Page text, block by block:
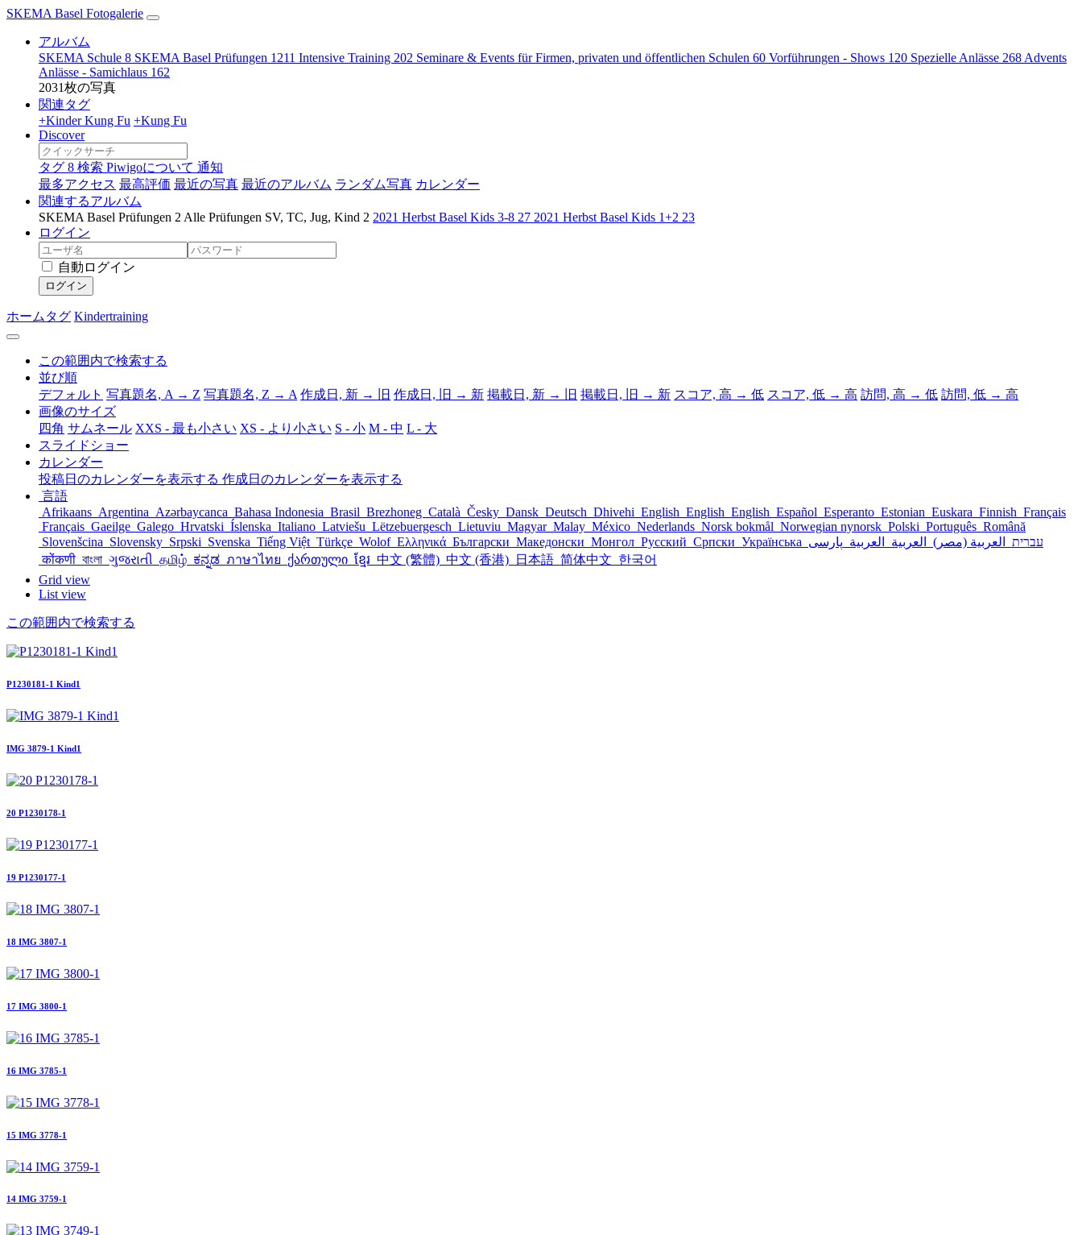
SKEMA Basel Fotogalerie
アルバム
SKEMA Schule 8 SKEMA Basel Prüfungen 1211 Intensive Training 202 Seminare & Events für Firmen, privaten und öffentlichen Schulen 60 Vorführungen - Shows 120 Spezielle Anlässe 268 Advents
Anlässe - Samichlaus 162
2031枚の写真
関連タグ
+Kinder Kung Fu +Kung Fu
Discover
タグ 8 検索 Piwigoについて 通知
最多アクセス 最高評価 最近の写真 最近のアルバム ランダム写真 カレンダー
関連するアルバム
SKEMA Basel Prüfungen 2 Alle Prüfungen SV, TC, Jug, Kind 2 2021 Herbst Basel Kids 3-8 27 2021 Herbst Basel Kids 1+2 23
ログイン
自動ログイン
ログイン
ホーム タグ Kindertraining
この範囲内で検索する
並び順
デフォルト 写真題名, A → Z 写真題名, Z → A 作成日, 新 → 旧 作成日, 旧 → 新 掲載日, 新 → 旧 掲載日, 旧 → 新 スコア, 高 → 低 スコア, 低 → 高 訪問, 高 → 低 訪問, 低 → 高
画像のサイズ
四角 サムネール XXS - 最も小さい XS - より小さい S - 小 M - 中 L - 大
スライドショー
カレンダー
投稿日のカレンダーを表示する 作成日のカレンダーを表示する
言語
Afrikaans Argentina Azərbaycanca Bahasa Indonesia Brasil Brezhoneg Català Česky Dansk Deutsch Dhivehi English English English Español Esperanto Estonian Euskara Finnish Français
Français Gaeilge Galego Hrvatski Íslenska Italiano Latviešu Lëtzebuergesch Lietuviu Magyar Malay México Nederlands Norsk bokmål Norwegian nynorsk Polski Português Română
Slovenšcina Slovensky Srpski Svenska Tiếng Việt Türkçe Wolof Ελληνικά Български Македонски Монгол Русский Српски Українська עברית العربية (مصر) العربية العربية پارسی
कोंकणी বাংলা ગુજરાતી தமிழ் ಕನ್ನಡ ภาษาไทย ქართული ខ្មែរ 中文 (繁體) 中文 (香港) 日本語 简体中文 한국어
Grid view
List view
この範囲内で検索する
P1230181-1 Kind1
IMG 3879-1 Kind1
20 P1230178-1
19 P1230177-1
18 IMG 3807-1
17 IMG 3800-1
16 IMG 3785-1
15 IMG 3778-1
14 IMG 3759-1